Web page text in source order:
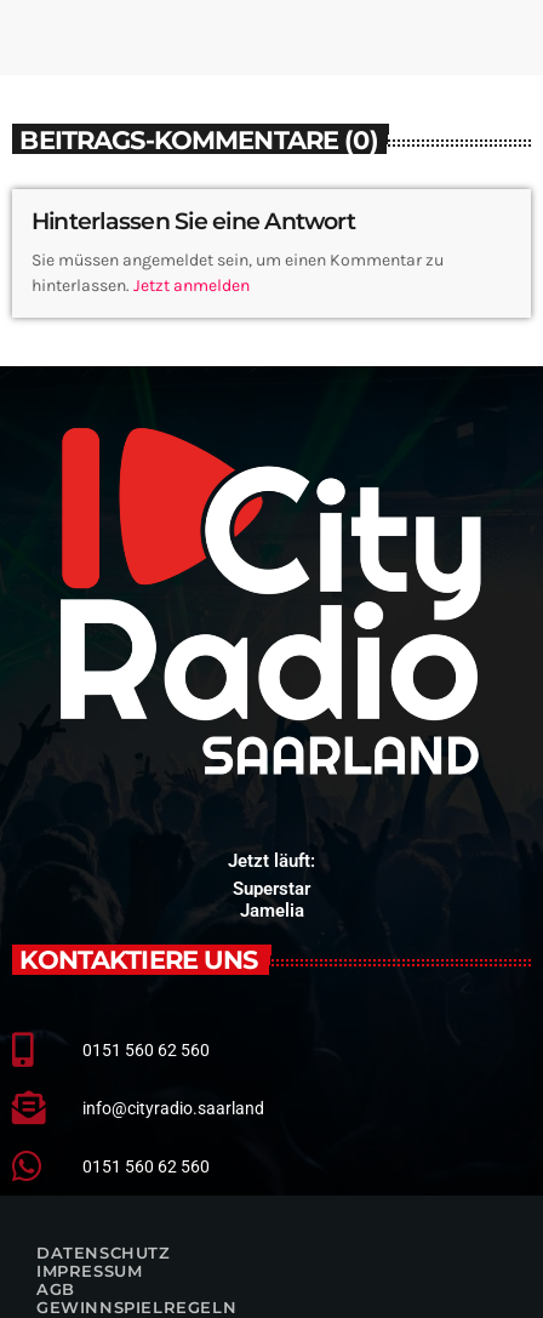
BEITRAGS-KOMMENTARE (0)
Hinterlassen Sie eine Antwort
Sie müssen angemeldet sein, um einen Kommentar zu
hinterlassen. Jetzt anmelden
Jetzt läuft:
Superstar
Jamelia
KONTAKTIERE UNS
0151 560 62 560
info@cityradio.saarland
0151 560 62 560
DATENSCHUTZ
IMPRESSUM
AGB
GEWINNSPIELREGELN